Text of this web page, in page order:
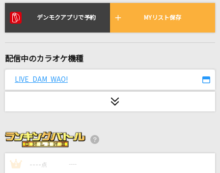
リアルタイムで歌われている曲の一覧
訪部順一)、巴日和(CV.花江夏樹)
Chessboard
back number
尾崎豊
デンモクアプリで予約 MYリスト保存
配信中のカラオケ機種
LIVE DAM WAO!
1 ---- 点 ----